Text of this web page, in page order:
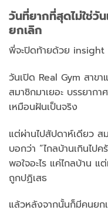
วันที่ยากที่สุดไม่ใช่วั
ยกเลิก
พี่จะปิดท้ายด้วย insight
วันเปิด Real Gym สาข
สมาชิกมาเยอะ บรรยา
เหมือนฝันเป็นจริง
แต่ผ่านไปสัปดาห์เดียว ส
บอกว่า “ไกลบ้านเกินไปค
พอใจอะไร แค่ไกลบ้าน
ถูกปฏิเสธ
แล้วหลังจากนั้นก็มีคนย